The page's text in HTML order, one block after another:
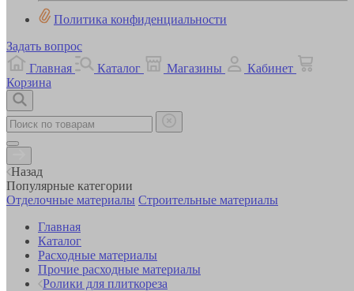
Политика конфиденциальности
Задать вопрос
Главная
Каталог Магазины
Кабинет
Корзина
Назад
Популярные категории
Отделочные материалы Строительные материалы
Главная
Каталог
Расходные материалы
Прочие расходные материалы
Ролики для плиткореза